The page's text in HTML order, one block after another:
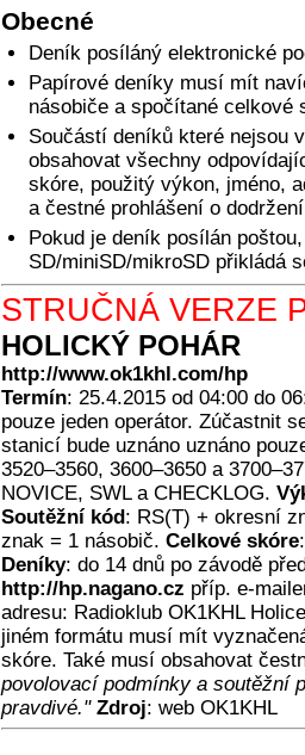
Obecné
Deník posíláný elektronické
Papírové deníky musí mít
násobiče a spočítané celkové
Součástí deníků které nejsou
obsahovat všechny
skóre, použitý výkon, jméno,
a čestné prohlášení o
Pokud je deník posílán
SD/miniSD/mikroSD přikládá
STRUČNÁ VERZE
HOLICKÝ POHÁR
http://www.ok1khl.com/hp
Termín: 25.4.2015 od 04:00 do
pouze jeden operátor. Zúčastnit
stanicí bude uznáno uznáno
3520–3560, 3600–3650 a
NOVICE, SWL a CHECKLOG.
Soutěžní kód: RS(T) + okresní
znak = 1 násobič. Celkové skóre
Deníky: do 14 dnů po závodě
http://hp.nagano.cz příp. e-
adresu: Radioklub OK1KHL
jiném formátu musí mít
skóre. Také musí obsahovat
povolovací podmínky a soutěžní
pravdivé." Zdroj: web OK1KHL